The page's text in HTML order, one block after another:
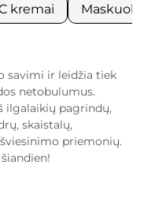
kremai
savimi ir leidžia tiek
netobulumus.
ilgalaikių pagrindų,
skaistalų,
priemonių.